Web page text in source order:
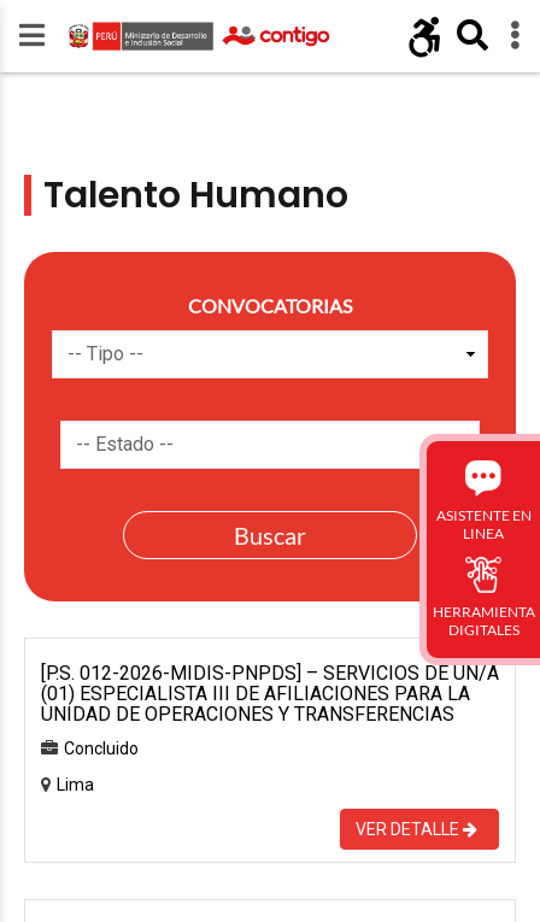
Talento Humano
CONVOCATORIAS
[P.S. 012-2026-MIDIS-PNPDS] – SERVICIOS DE UN/A
(01) ESPECIALISTA III DE AFILIACIONES PARA LA
UNIDAD DE OPERACIONES Y TRANSFERENCIAS
Concluido
Lima
VER DETALLE
ASISTENTE EN
LINEA
HERRAMIENTA
DIGITALES